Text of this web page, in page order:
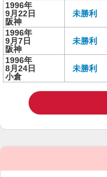
1996年
9月22日
阪神
未勝利
1996年
9月7日
阪神
未勝利
1996年
8月24日
小倉
未勝利